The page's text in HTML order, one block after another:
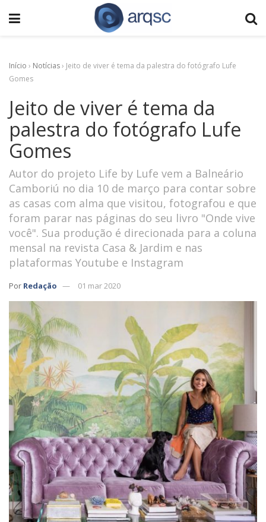
Início › Notícias› Jeito de viver é tema da palestra do fotógrafo Lufe
Gomes
Jeito de viver é tema da
palestra do fotógrafo Lufe
Gomes
Autor do projeto Life by Lufe vem a Balneário
Camboriú no dia 10 de março para contar sobre
as casas com alma que visitou, fotografou e que
foram parar nas páginas do seu livro "Onde vive
você". Sua produção é direcionada para a coluna
mensal na revista Casa & Jardim e nas
plataformas Youtube e Instagram
Por Redação 01 mar 2020